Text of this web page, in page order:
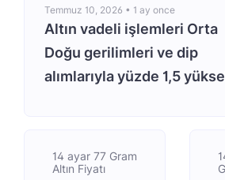
Temmuz 10, 2026 • 1 ay once
Altın vadeli işlemleri Orta
Doğu gerilimleri ve dip
alımlarıyla yüzde 1,5
14 ayar 77 Gram
Altın Fiyatı